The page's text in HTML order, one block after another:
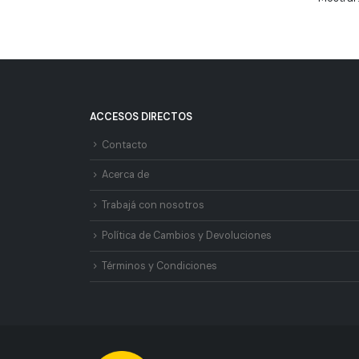
ACCESOS DIRECTOS
Contacto
Acerca de
Trabajá con nosotros
Política de Cambios y Devoluciones
Términos y Condiciones